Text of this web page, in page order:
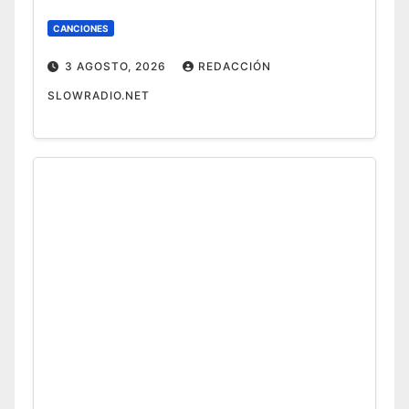
CANCIONES
3 AGOSTO, 2026 REDACCIÓN
SLOWRADIO.NET